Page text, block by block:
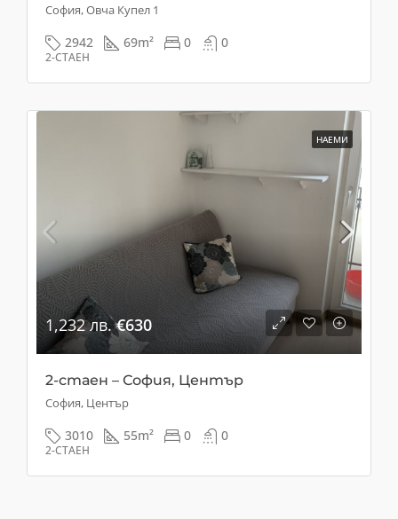
София, Овча Купел 1
2942 69m² 0 0
2-СТАЕН
НАЕМИ
1,232 лв.€630
2-стаен – София, Център
София, Център
3010 55m² 0 0
2-СТАЕН